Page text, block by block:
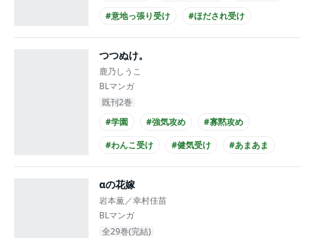
#意地っ張り受け
#ほだされ受け
#硬派受け
#ほのぼの
#せつない
#同級生
つつぬけ。
鹿乃しうこ
BLマンガ
既刊2巻
#学園
#強気攻め
#寡黙攻め
#わんこ受け
#健気受け
#あまあま
#シュール
#同級生
#高校生攻め
#高校生受け
αの花嫁
岩本薫／幸村佳苗
BLマンガ
全29巻(完結)